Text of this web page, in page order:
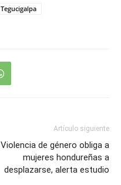
Tegucigalpa
Artículo siguiente
Violencia de género obliga a
mujeres hondureñas a
desplazarse, alerta estudio